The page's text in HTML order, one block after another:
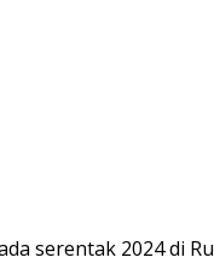
serentak 2024 di